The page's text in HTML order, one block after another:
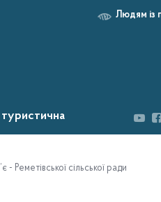
Людям із
сільської ради